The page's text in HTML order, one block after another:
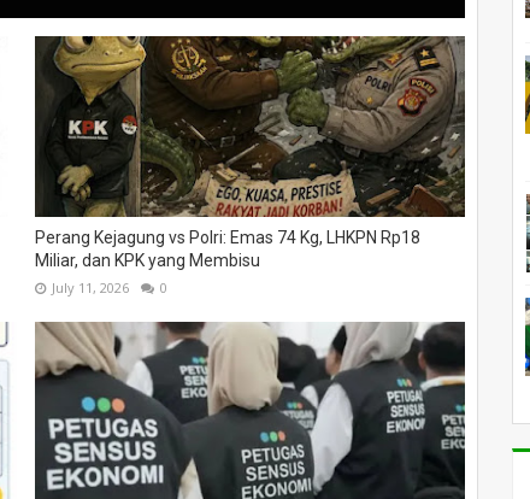
Perang Kejagung vs Polri: Emas 74 Kg, LHKPN Rp18
Miliar, dan KPK yang Membisu
July 11, 2026 0